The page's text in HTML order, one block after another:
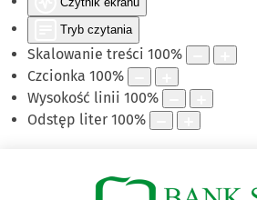
Tryb czytania
Skalowanie treści 100%
Czcionka 100%
Wysokość linii 100%
Odstęp liter 100%